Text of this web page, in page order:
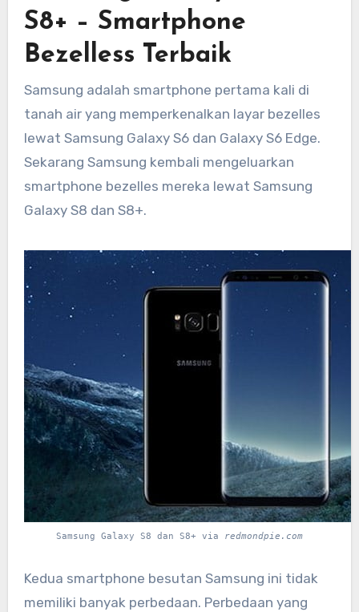
S8+ – Smartphone
Bezelless Terbaik
Samsung adalah smartphone pertama kali di
tanah air yang memperkenalkan layar bezelles
lewat Samsung Galaxy S6 dan Galaxy S6 Edge.
Sekarang Samsung kembali mengeluarkan
smartphone bezelles mereka lewat Samsung
Galaxy S8 dan S8+.
Samsung Galaxy S8 dan S8+ via redmondpie.com
Kedua smartphone besutan Samsung ini tidak
memiliki banyak perbedaan. Perbedaan yang